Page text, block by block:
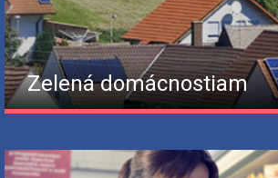
Zelená domácnostiam